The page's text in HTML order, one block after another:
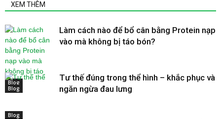
XEM THÊM
Blog
Làm cách nào để bổ cân bằng Protein nạp
vào mà không bị táo bón?
Blog
Tư thế đúng trong thể hình – khắc phục và
ngăn ngừa đau lưng
Blog